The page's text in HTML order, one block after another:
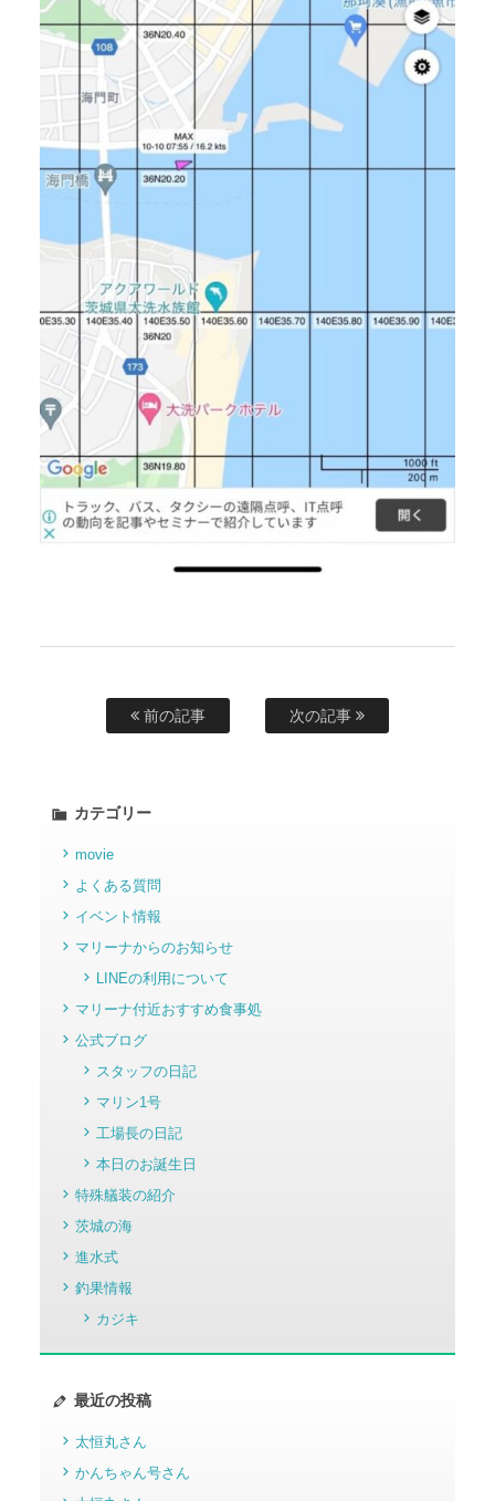
前の記事 次の記事
カテゴリー
movie
よくある質問
イベント情報
マリーナからのお知らせ
LINEの利用について
マリーナ付近おすすめ食事処
公式ブログ
スタッフの日記
マリン1号
工場長の日記
本日のお誕生日
特殊艤装の紹介
茨城の海
進水式
釣果情報
カジキ
最近の投稿
太恒丸さん
かんちゃん号さん